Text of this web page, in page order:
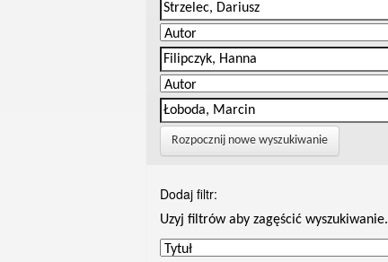
Rozpocznij nowe wyszukiwanie
Dodaj filtr:
Uzyj filtrów aby zagęścić wyszukiwanie.